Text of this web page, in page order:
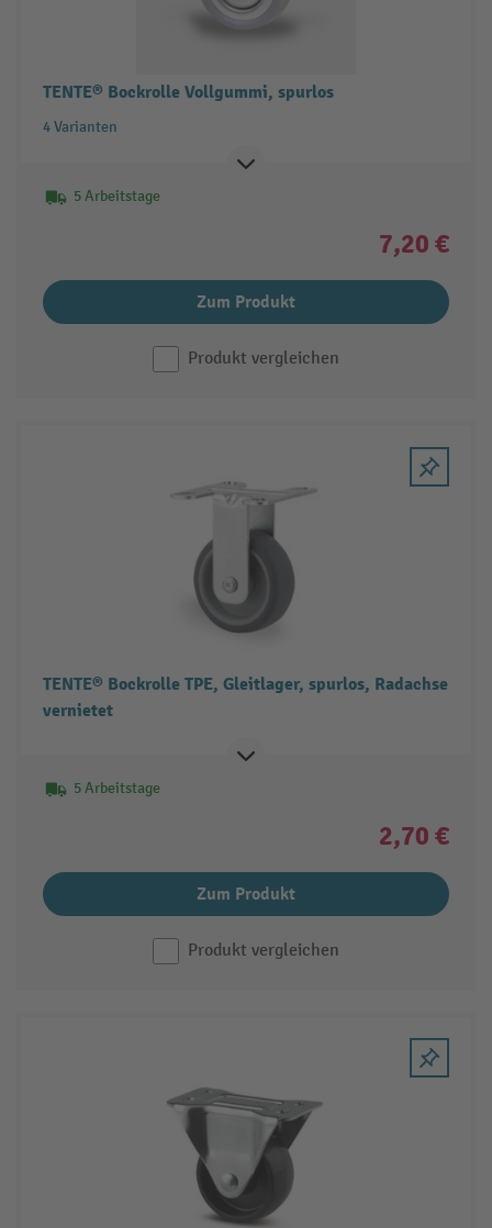
TENTE® Bockrolle Vollgummi, spurlos
4 Varianten
5 Arbeitstage
7,20 €
Zum Produkt
Produkt vergleichen
TENTE® Bockrolle TPE, Gleitlager, spurlos, Radachse
vernietet
5 Arbeitstage
2,70 €
Zum Produkt
Produkt vergleichen